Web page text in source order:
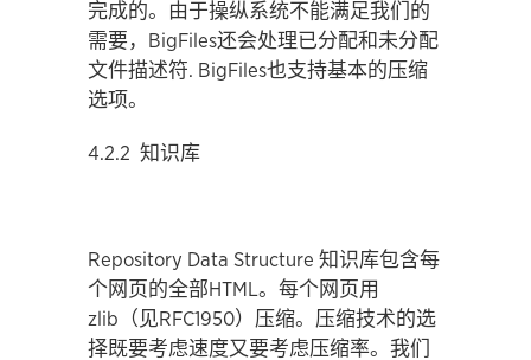
完成的。由于操纵系统不能满足我们的
需要，BigFiles还会处理已分配和未分配
文件描述符. BigFiles也支持基本的压缩
选项。
4.2.2 知识库
Repository Data Structure 知识库包含每
个网页的全部HTML。每个网页用
zlib（见RFC1950）压缩。压缩技术的选
择既要考虑速度又要考虑压缩率。我们